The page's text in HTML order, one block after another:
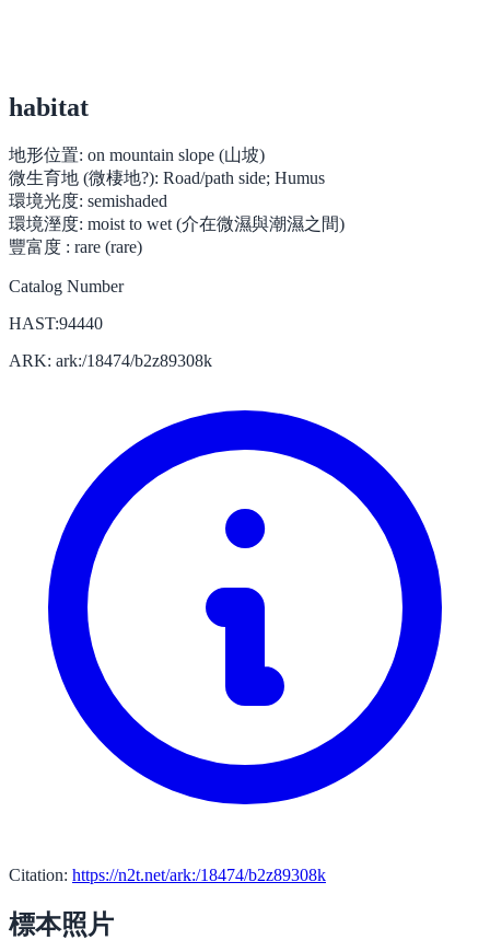
habitat
地形位置: on mountain slope (山坡)
微生育地 (微棲地?): Road/path side; Humus
環境光度: semishaded
環境溼度: moist to wet (介在微濕與潮濕之間)
豐富度 : rare (rare)
Catalog Number
HAST:94440
ARK: ark:/18474/b2z89308k
Citation: https://n2t.net/ark:/18474/b2z89308k
標本照片